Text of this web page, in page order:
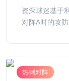
资深球迷基于
对阵A时的攻
热刺对阵